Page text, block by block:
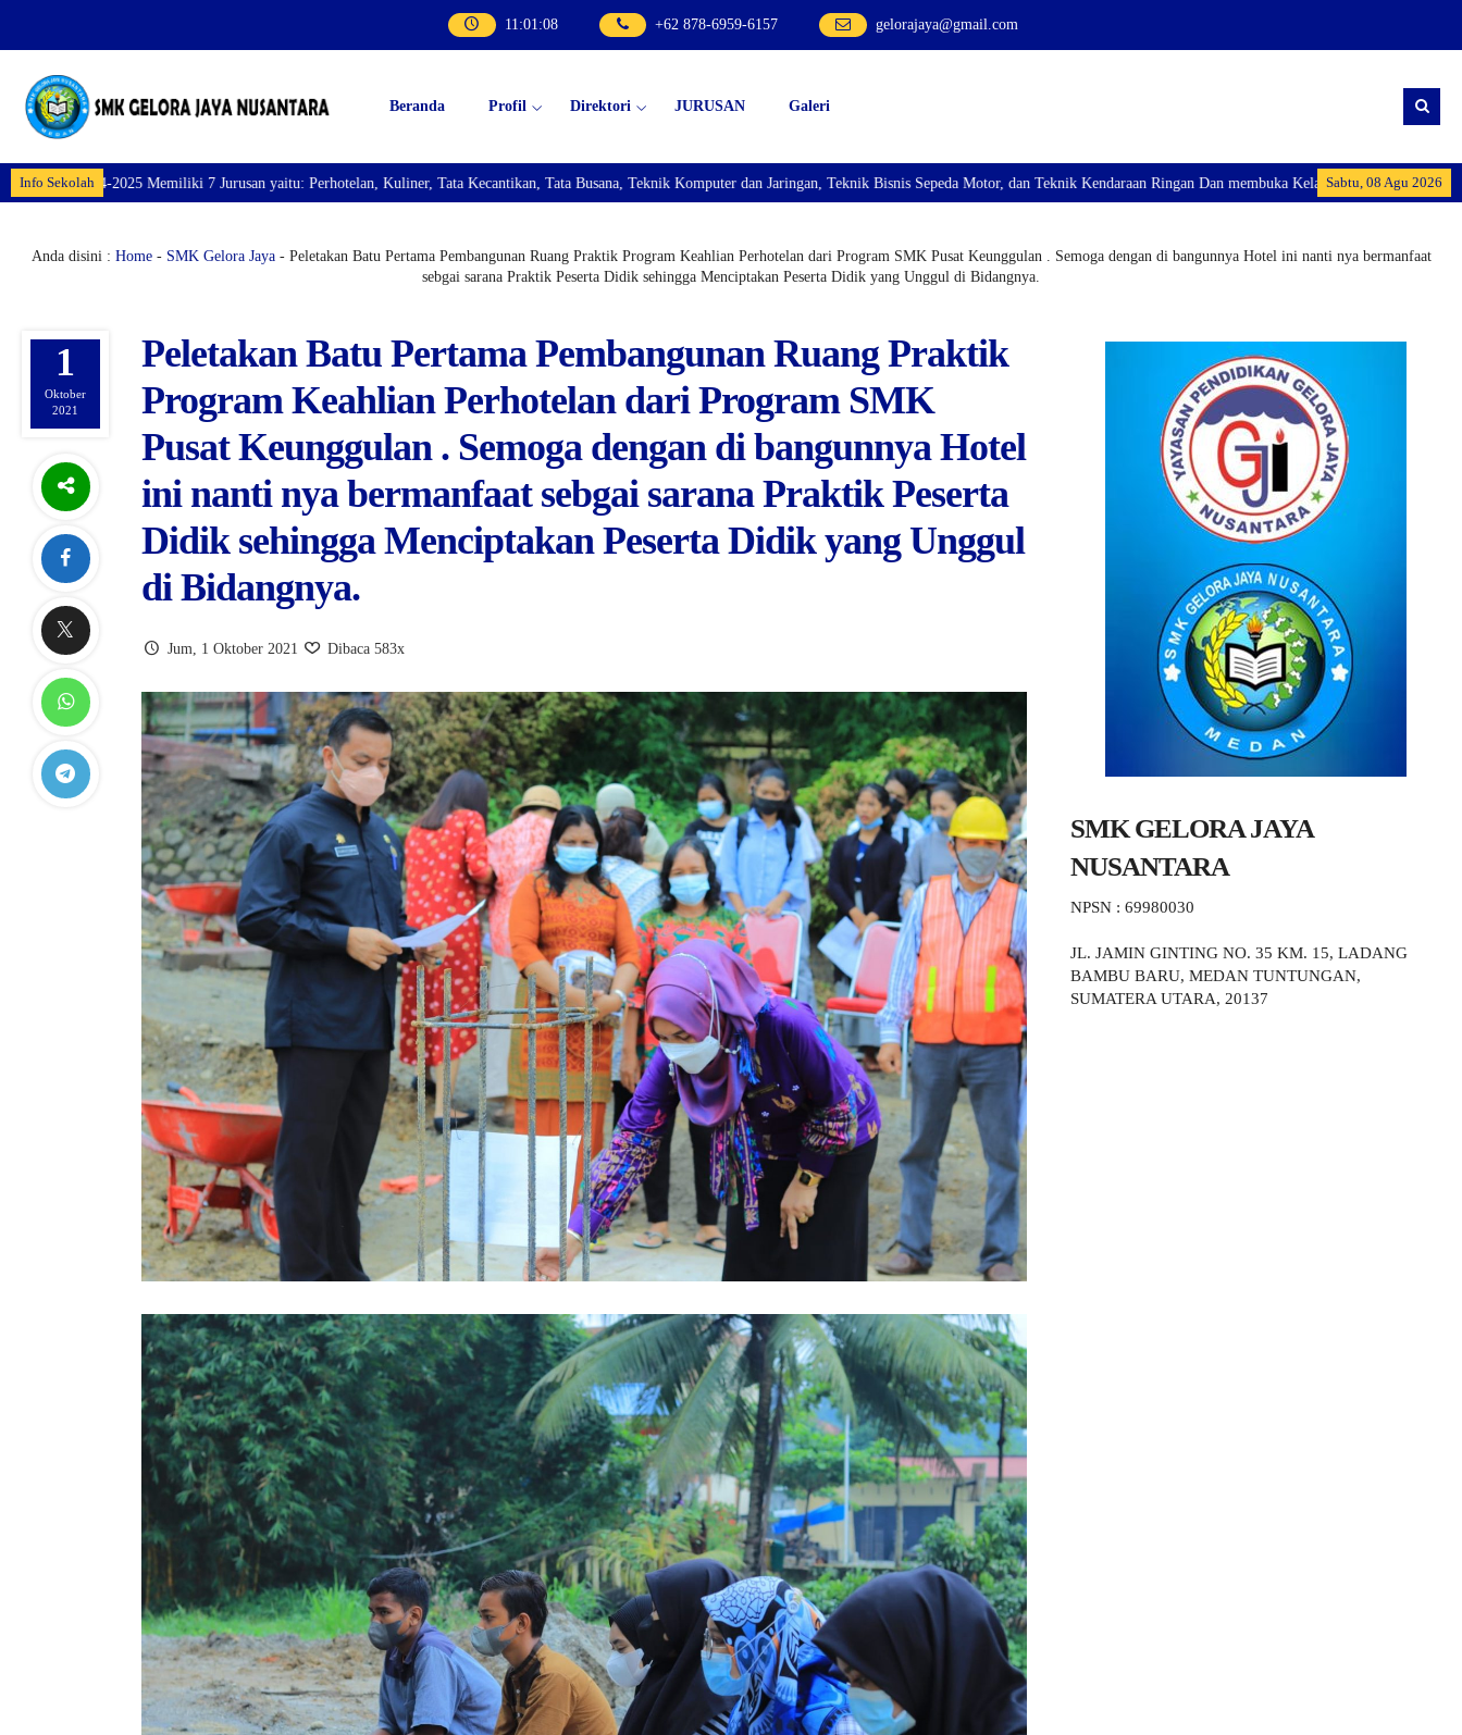
11:01:10 +62 878-6959-6157 gelorajaya@gmail.com
Beranda Profil Direktori JURUSAN Galeri
Info Sekolah Sabtu, 08 Agu 2026
Perhotelan, Kuliner, Tata Kecantikan, Tata Busana, Teknik Komputer dan Jaringan, Teknik Bisnis Sepeda Motor, dan Teknik Kendaraan Ringan Dan membuka Kelas Industri: Axioo Class Program (TKJ), dan Excellent Perhotelan
Anda disini : Home- SMK Gelora Jaya- Peletakan Batu Pertama Pembangunan Ruang Praktik Program Keahlian Perhotelan dari Program SMK Pusat Keunggulan . Semoga dengan di bangunnya Hotel ini nanti nya bermanfaat
sebgai sarana Praktik Peserta Didik sehingga Menciptakan Peserta Didik yang Unggul di Bidangnya.
1
Oktober
2021
Peletakan Batu Pertama Pembangunan Ruang Praktik
Program Keahlian Perhotelan dari Program SMK
Pusat Keunggulan . Semoga dengan di bangunnya Hotel
ini nanti nya bermanfaat sebgai sarana Praktik Peserta
Didik sehingga Menciptakan Peserta Didik yang Unggul
di Bidangnya.
Jum, 1 Oktober 2021 Dibaca 583x
SMK GELORA JAYA
NUSANTARA
NPSN : 69980030
JL. JAMIN GINTING NO. 35 KM. 15, LADANG
BAMBU BARU, MEDAN TUNTUNGAN,
SUMATERA UTARA, 20137